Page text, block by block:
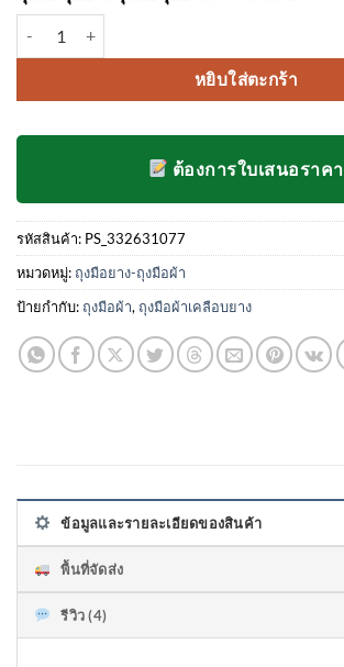
หยิบใส่ตะกร้า
ต้องการใบเสนอราคา
รหัสสินค้า: PS_332631077
หมวดหมู่: ถุงมือยาง-ถุงมือผ้า
ป้ายกำกับ: ถุงมือผ้า, ถุงมือผ้าเคลือบยาง
ข้อมูลและรายละเอียดของสินค้า
พื้นที่จัดส่ง
รีวิว (4)